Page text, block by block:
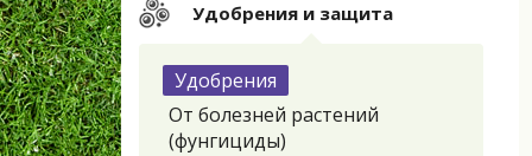
Удобрения и защита
Удобрения
От болезней растений
(фунгициды)